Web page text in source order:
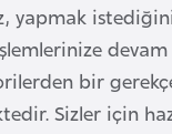
bir
Sizler için